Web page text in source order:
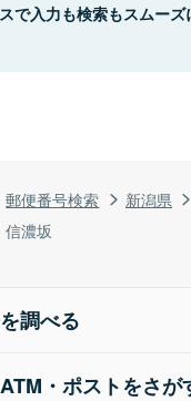
郵便番号検索
新潟県
信濃坂
で入力も検索もスムーズ
調べる
・ポストをさが